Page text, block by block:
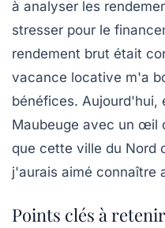
à analyser les
stresser pour le
rendement brut était
vacance locative m'a
bénéfices. Aujourd'hui,
Maubeuge avec un œil
que cette ville du Nord
j'aurais aimé connaître
Points clés à retenir